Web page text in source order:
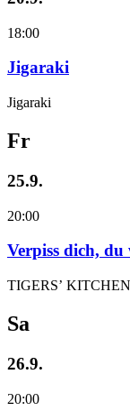
18:00
Jigaraki
Jigaraki
Fr
25.9.
20:00
Verpiss dich, du
TIGERS’ KITCHEN
Sa
26.9.
20:00